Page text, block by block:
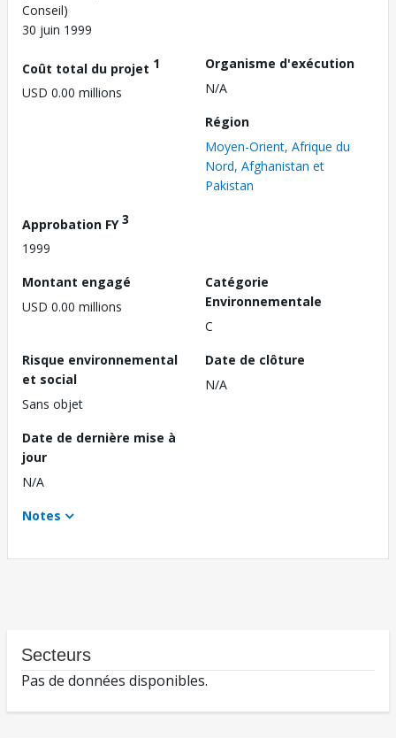
Conseil)
30 juin 1999
Coût total du projet 1
USD 0.00 millions
Organisme d'exécution
N/A
Région
Moyen-Orient, Afrique du
Nord, Afghanistan et
Pakistan
Approbation FY3
1999
Montant engagé
USD 0.00 millions
Catégorie
Environnementale
C
Risque environnemental
et social
Sans objet
Date de clôture
N/A
Date de dernière mise à
jour
N/A
Notes
Secteurs
Pas de données disponibles.